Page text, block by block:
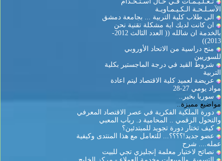
الآسـلـحـة الـكـيـمـاويـة
الى طلاب كلية التربية ... بجامعة دمشق
ان كانت لديك اية مشكلة تقنية نحن
بالخدمة ان شالله (( العدد الثالث 2012-
2013))
منح دراسية من الاتحاد الأوروبي
للسوريين
شروط القيد في درجة الماجستير بكلية
التربية
عريضة لعميد كلية الاقتصاد ليتم اعادة
مواد يومي 27-28
سوريا بخير..
مواضيع مميزة..
دورة الملكية الفكرية في عصر الاقتصاد المعرفي
والتحول الرقمي .. المحامية د. رباب المعبي
كيف تختار دورة تجويد للمبتدئين؟
عضو جديد!؟؟؟؟... للتعامل مع هذا المنتدى وكيفية
عمله.... شرح
نصائح لاختيار معلمة إنجليزي تجي للبيت